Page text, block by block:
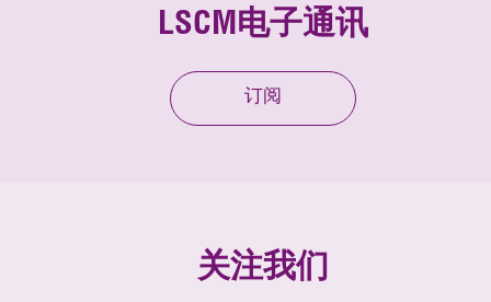
LSCM电子通讯
订阅
关注我们